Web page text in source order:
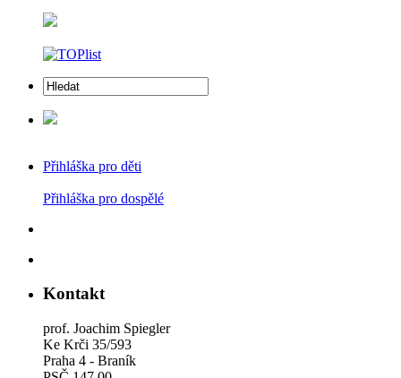
Přihláška pro děti
Přihláška pro dospělé
Kontakt
prof. Joachim Spiegler
Ke Krči 35/593
Praha 4 - Braník